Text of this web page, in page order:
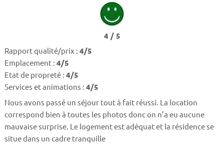
4 / 5
Rapport qualité/prix : 4/5
Emplacement : 4/5
Etat de propreté : 4/5
Services et animations : 4/5
Nous avons passé un séjour tout à fait réussi. La location
correspond bien à toutes les photos donc on n’a eu aucune
mauvaise surprise. Le logement est adéquat et la résidence se
situe dans un cadre tranquille